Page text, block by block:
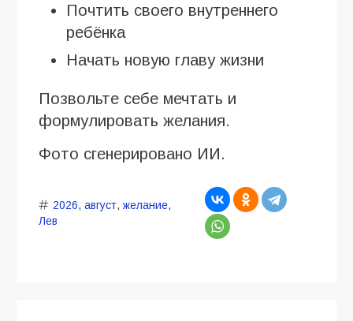
Почтить своего внутреннего
ребёнка
Начать новую главу жизни
Позвольте себе мечтать и
формулировать желания.
Фото сгенерировано ИИ.
2026, август, желание,
Лев